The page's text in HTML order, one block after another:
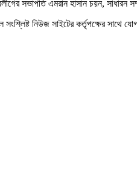
সভাপতি এমরান হাসান চয়ন, সাধারন
নিউজ সাইটের কর্তৃপক্ষের সাথে